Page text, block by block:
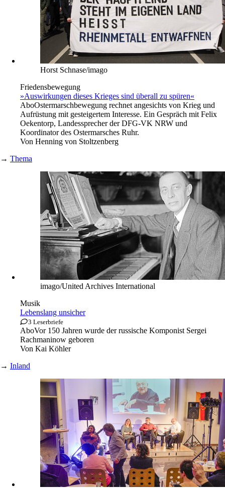
Horst Schnase/imago
Friedensbewegung
»Auswirkungen dieses Krieges sind überall zu spüren«
AboOstermarschbewegung rechnet angesichts von Krieg und
Aufrüstung mit gesteigertem Interesse. Ein Gespräch mit Felix
Oekentorp, Landessprecher der DFG-VK NRW und
Koordinator des Ostermarsches Ruhr.
Von Henning von Stoltzenberg
→ Thema
imago/United Archives International
Musik
Lebenslang unsicher
3 Leserbriefe
AboVor 150 Jahren wurde der russische Komponist Sergei
Rachmaninow geboren
Von Kai Köhler
→ Inland